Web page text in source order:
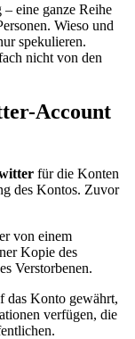
eine ganze Reihe
Wieso und
spekulieren.
nicht von den
Account
für die Konten
des Kontos. Zuvor
von einem
Kopie des
Verstorbenen.
das Konto gewährt,
verfügen, die